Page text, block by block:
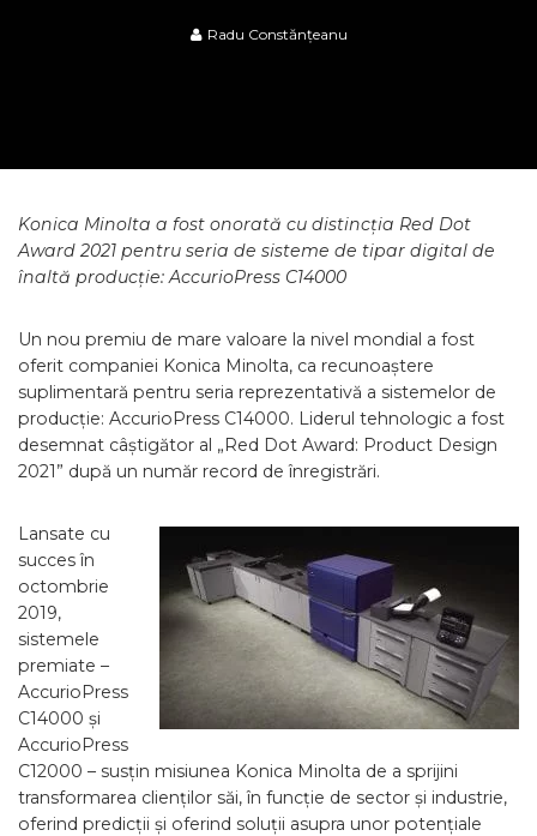
Radu Constănțeanu
Konica Minolta a fost onorată cu distincția Red Dot
Award 2021 pentru seria de sisteme de tipar digital de
înaltă producție: AccurioPress C14000
Un nou premiu de mare valoare la nivel mondial a fost
oferit companiei Konica Minolta, ca recunoaștere
suplimentară pentru seria reprezentativă a sistemelor de
producție: AccurioPress C14000. Liderul tehnologic a fost
desemnat câștigător al „Red Dot Award: Product Design
2021” după un număr record de înregistrări.
Lansate cu
succes în
octombrie
2019,
sistemele
premiate –
AccurioPress
C14000 și
AccurioPress
C12000 – susțin misiunea Konica Minolta de a sprijini
transformarea clienților săi, în funcție de sector și industrie,
oferind predicții și oferind soluții asupra unor potențiale